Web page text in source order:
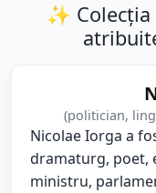
✨ Colecția
(politician,
Nicolae Iorga a
dramaturg, poet,
ministru,